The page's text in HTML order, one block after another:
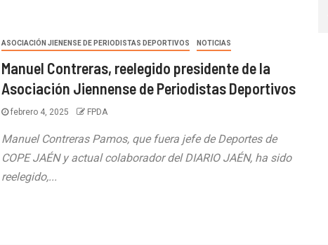
ASOCIACIÓN JIENENSE DE PERIODISTAS DEPORTIVOS NOTICIAS
Manuel Contreras, reelegido presidente de la
Asociación Jiennense de Periodistas Deportivos
febrero 4, 2025 FPDA
Manuel Contreras Pamos, que fuera jefe de Deportes de
COPE JAÉN y actual colaborador del DIARIO JAÉN, ha sido
reelegido,...